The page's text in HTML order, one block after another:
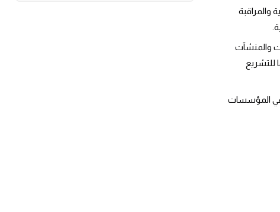
والمنشآت
للتشريع
في المؤسسات